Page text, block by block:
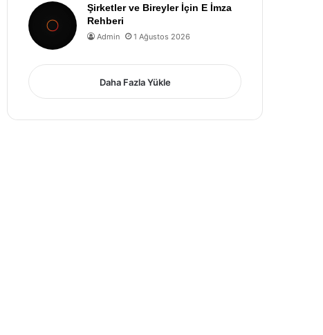
Şirketler ve Bireyler İçin E İmza
Rehberi
Admin 1 Ağustos 2026
Daha Fazla Yükle